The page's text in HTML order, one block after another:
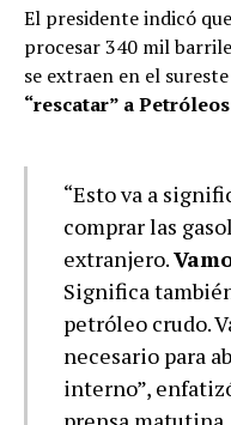
El presidente indicó
procesar 340 mil
se extraen en el
“rescatar” a
“Esto va a
comprar las
extranjero.
Significa
petróleo crudo.
necesario para
interno”,